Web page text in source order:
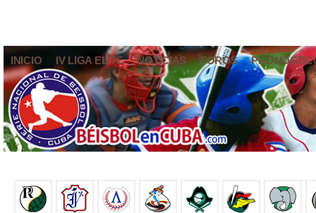
INICIO IV LIGA ELITE NOTICIAS FOROS